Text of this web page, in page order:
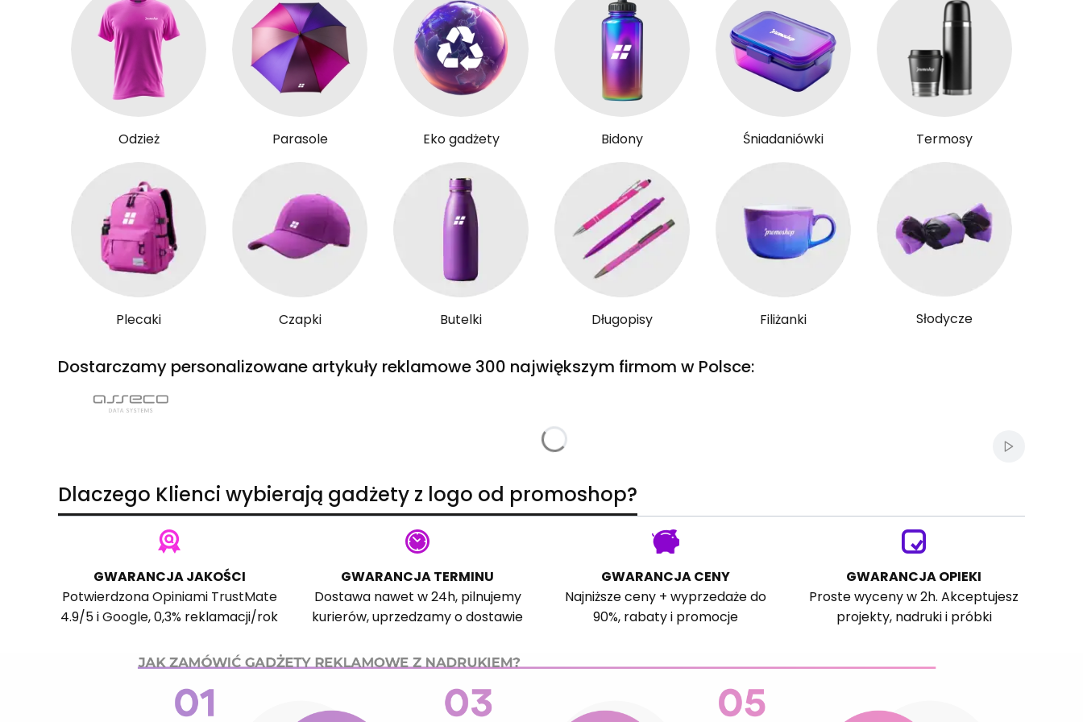
Odzież Parasole Eko gadżety Bidony Śniadaniówki Termosy
Plecaki Czapki Butelki Długopisy Filiżanki Słodycze
Dostarczamy personalizowane artykuły reklamowe 300 największym firmom w Polsce:
Włącz
Dlaczego Klienci wybierają gadżety z logo od promoshop?
GWARANCJA JAKOŚCI
PotwierdzonaOpiniami TrustMate
4.9/5 iGoogle, 0,3% reklamacji/rok
GWARANCJA TERMINU
Dostawa nawet w 24h, pilnujemy
kurierów, uprzedzamy o dostawie
GWARANCJA CENY
Najniższe ceny + wyprzedaże do
90%, rabaty i promocje
GWARANCJA OPIEKI
Proste wyceny w 2h. Akceptujesz
projekty, nadruki i próbki